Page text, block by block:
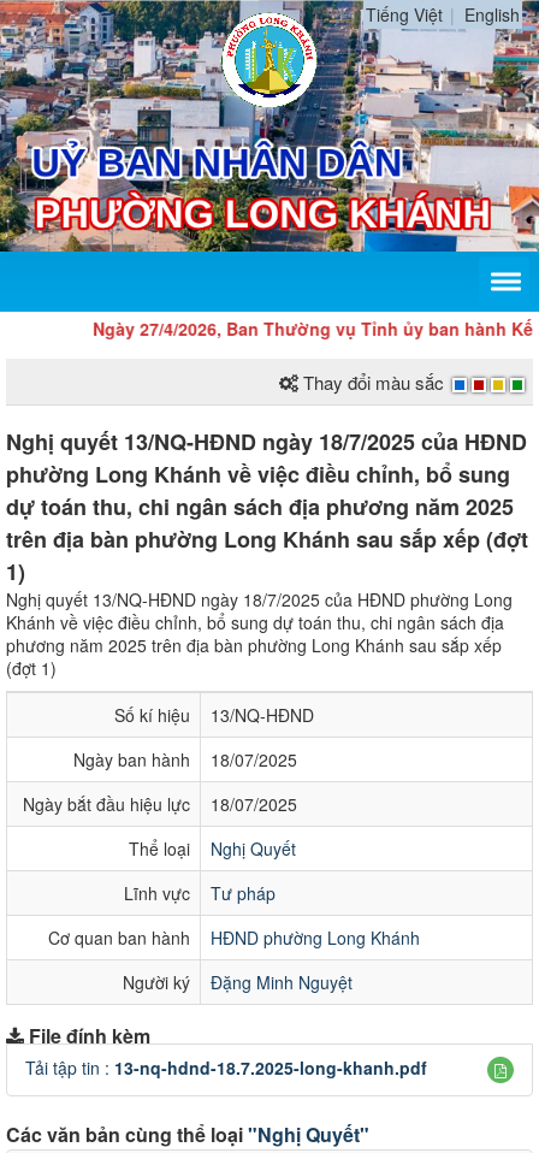
Tiếng Việt English
Ngày 27/4/2026, Ban Thường vụ Tỉnh ủy ban hành
Thay đổi màu sắc
Nghị quyết 13/NQ-HĐND ngày 18/7/2025 của HĐND
phường Long Khánh về việc điều chỉnh, bổ sung
dự toán thu, chi ngân sách địa phương năm 2025
trên địa bàn phường Long Khánh sau sắp xếp (đợt
1)
Nghị quyết 13/NQ-HĐND ngày 18/7/2025 của HĐND phường Long
Khánh về việc điều chỉnh, bổ sung dự toán thu, chi ngân sách địa
phương năm 2025 trên địa bàn phường Long Khánh sau sắp xếp
(đợt 1)
Số kí hiệu
13/NQ-HĐND
Ngày ban hành
18/07/2025
Ngày bắt đầu hiệu lực
18/07/2025
Thể loại
Nghị Quyết
Lĩnh vực
Tư pháp
Cơ quan ban hành
HĐND phường Long Khánh
Người ký
Đặng Minh Nguyệt
File đính kèm
Tải tập tin : 13-nq-hdnd-18.7.2025-long-khanh.pdf
Các văn bản cùng thể loại"Nghị Quyết"